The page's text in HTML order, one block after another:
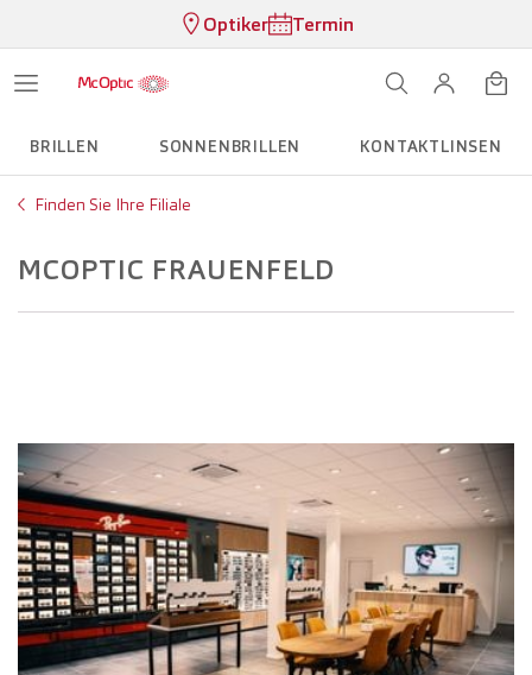
Optiker Termin
BRILLEN SONNENBRILLEN KONTAKTLINSEN
Finden Sie Ihre Filiale
MCOPTIC FRAUENFELD